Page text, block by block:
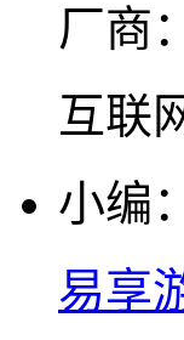
厂商：
互联
小编：
易享